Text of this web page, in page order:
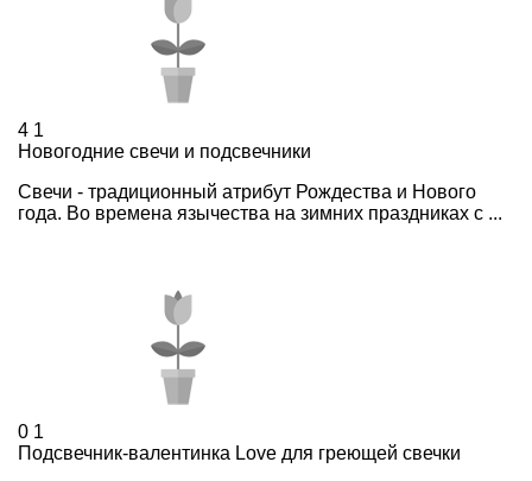
4 1
Новогодние свечи и подсвечники
Свечи - традиционный атрибут Рождества и Нового
года. Во времена язычества на зимних праздниках с ...
0 1
Подсвечник-валентинка Love для греющей свечки